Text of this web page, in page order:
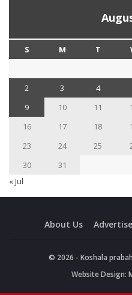
S M T
2
3 4
9
10 11
16
17 18
23
24 25
30
31
« Jul
About Us
© 2026 - Koshala
Website Design: